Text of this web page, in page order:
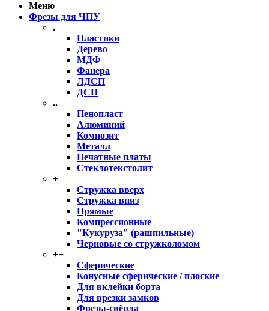
Меню
Фрезы для ЧПУ
.
Пластики
Дерево
МДФ
Фанера
ЛДСП
ДСП
..
Пенопласт
Алюминий
Композит
Металл
Печатные платы
Стеклотекстолит
+
Стружка вверх
Стружка вниз
Прямые
Компрессионные
"Кукуруза" (рашпильные)
Черновые со стружколомом
++
Сферические
Конусные сферические / плоские
Для вклейки борта
Для врезки замков
Фрезы-свёрла